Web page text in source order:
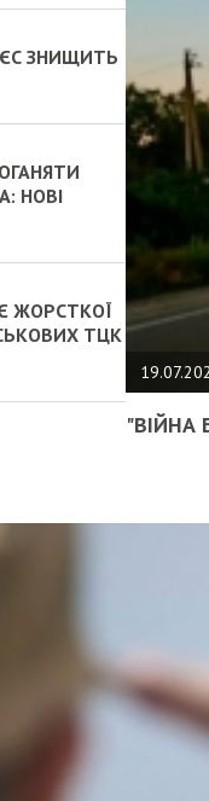
"ВІЙНА
ЗНИЩИТЬ
НОВІ
ЖОРСТКОЇ
ТЦК